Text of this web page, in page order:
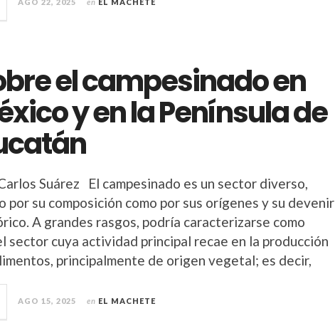
el campesinado en
y en la Península de
Suárez El campesinado es un sector diverso,
por su composición como por sus orígenes y su devenir
A grandes rasgos, podría caracterizarse como
sector cuya actividad principal recae en la producción
principalmente de origen vegetal; es decir,
AGO 15, 2025 en EL MACHETE